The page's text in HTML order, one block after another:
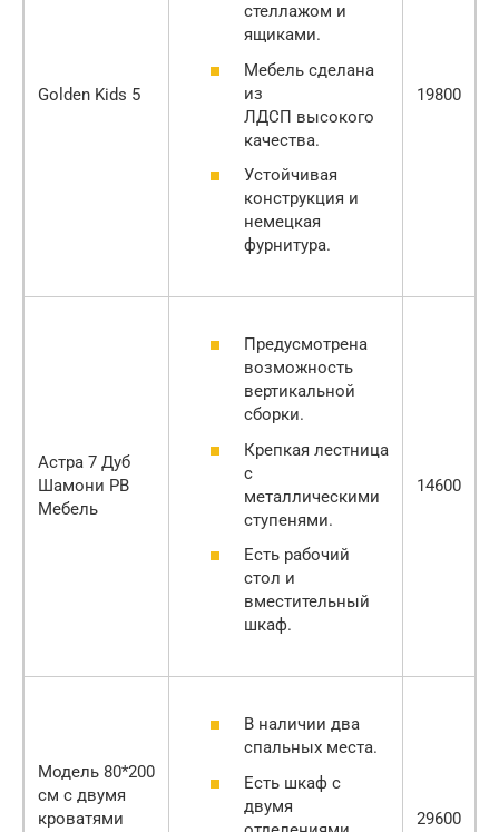
Golden Kids 5
стеллажом и
ящиками.
Мебель сделана
из
ЛДСП высокого
качества.
Устойчивая
конструкция и
немецкая
фурнитура.
19800
Астра 7 Дуб
Шамони РВ
Мебель
Предусмотрена
возможность
вертикальной
сборки.
Крепкая лестница
с
металлическими
ступенями.
Есть рабочий
стол и
вместительный
шкаф.
14600
Модель 80*200
см с двумя
кроватями
В наличии два
спальных места.
Есть шкаф с
двумя
29600